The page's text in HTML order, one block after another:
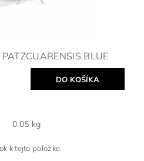
BLUE
0.05 kg
k tejto položke.